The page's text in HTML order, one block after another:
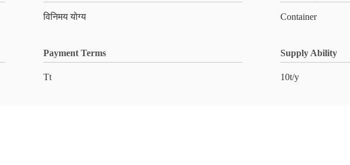
विनिमय योग्य Container
Payment Terms
Tt
Supply Ability
10t/y